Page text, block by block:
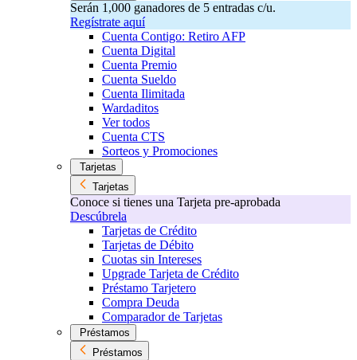
Serán 1,000 ganadores de 5 entradas c/u.
Regístrate aquí
Cuenta Contigo: Retiro AFP
Cuenta Digital
Cuenta Premio
Cuenta Sueldo
Cuenta Ilimitada
Wardaditos
Ver todos
Cuenta CTS
Sorteos y Promociones
Tarjetas
Tarjetas
Conoce si tienes una Tarjeta pre-aprobada
Descúbrela
Tarjetas de Crédito
Tarjetas de Débito
Cuotas sin Intereses
Upgrade Tarjeta de Crédito
Préstamo Tarjetero
Compra Deuda
Comparador de Tarjetas
Préstamos
Préstamos